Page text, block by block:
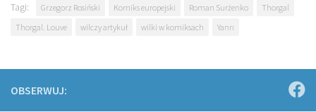
Tagi: Grzegorz Rosiński Komiks europejski Roman Surżenko
Thorgal
Thorgal. Louve
wilczy artykuł wilki w komiksach Yann
OBSERWUJ: